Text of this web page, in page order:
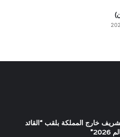
خارج المملكة بلقب “القائد